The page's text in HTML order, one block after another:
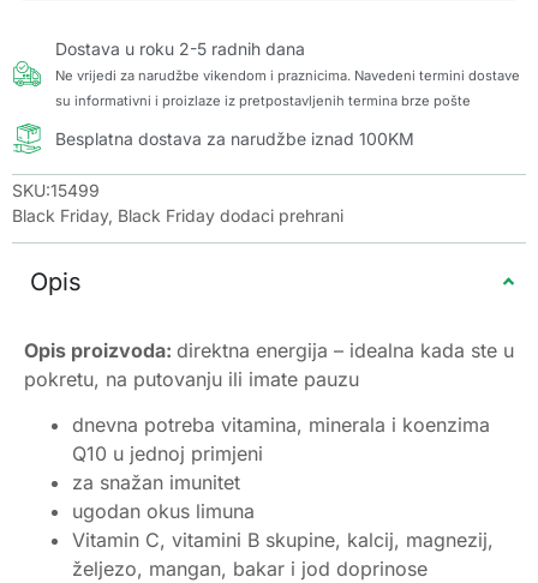
Dostava u roku 2-5 radnih dana
Ne vrijedi za narudžbe vikendom i praznicima. Navedeni termini dostave
su informativni i proizlaze iz pretpostavljenih termina brze pošte
Besplatna dostava za narudžbe iznad 100KM
SKU:15499
Black Friday, Black Friday dodaci prehrani
Opis
Opis proizvoda: direktna energija – idealna kada ste u
pokretu, na putovanju ili imate pauzu
dnevna potreba vitamina, minerala i koenzima
Q10 u jednoj primjeni
za snažan imunitet
ugodan okus limuna
Vitamin C, vitamini B skupine, kalcij, magnezij,
željezo, mangan, bakar i jod doprinose